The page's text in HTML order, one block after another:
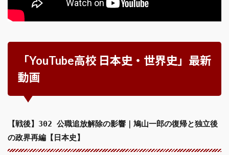
「YouTube高校 日本史・世界史」最新
動画
【戦後】302 公職追放解除の影響｜鳩山一郎の復帰と独立後
の政界再編【日本史】